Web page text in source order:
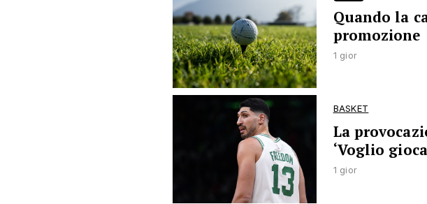
Quando la
promozione
1 gior
BASKET
La
‘Voglio
1 gior